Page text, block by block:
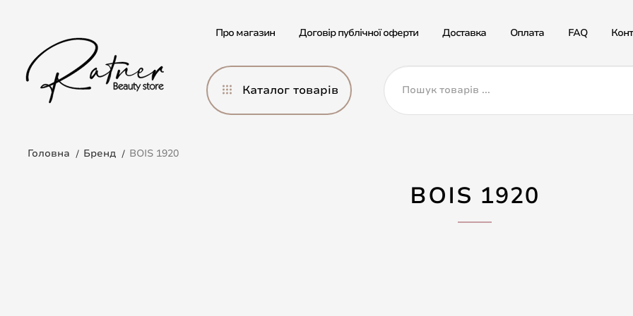
Про магазин Договір публічної оферти Доставка Оплата FAQ
Каталог товарів
Головна Бренд BOIS 1920
BOIS 1920